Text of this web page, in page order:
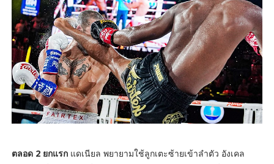
ตลอด 2 ยกแรกแดเนียล พยายามใช้ลูกเตะซ้ายเข้าลำตัว อังเคล